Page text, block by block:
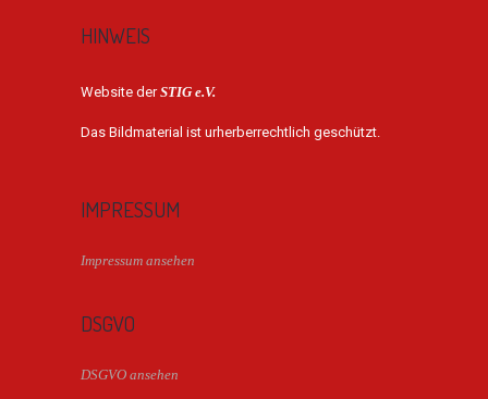
HINWEIS
Website derSTIG e.V.
Das Bildmaterial ist urherberrechtlich geschützt.
IMPRESSUM
Impressum ansehen
DSGVO
DSGVO ansehen